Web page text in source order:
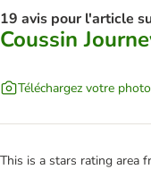
19 avis pour l'article
Coussin
Téléchargez votre
This is a stars rating area